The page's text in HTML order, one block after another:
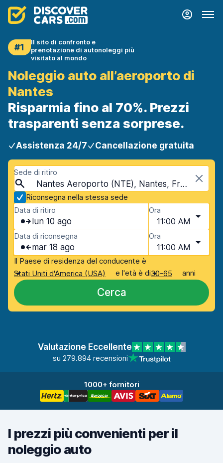
#1
Il sito di confronto e
prenotazione di autonoleggi più
visitato al mondo
Noleggio auto all’aeroporto di
Nantes
Risparmia fino al 70%. Prezzi
trasparenti senza sorprese.
Assistenza 24/7 Cancellazione gratuita
Sede di ritiro
Nantes Aeroporto (NTE), Nantes, Francia
Riconsegna nella stessa sede
Data di ritiro
lun 10 ago
Ora
11:00 AM
Data di riconsegna
mar 18 ago
Ora
11:00 AM
Il Paese di residenza del conducente è
Stati Uniti d'America (USA)
e l'età è di30-65 anni
Cerca
Valutazione Eccellente
su 279.894 recensioni
1000+ fornitori
I prezzi più convenienti per il
noleggio auto